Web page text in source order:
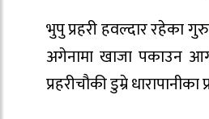
भुपु प्रहरी हवल्दार रहेका
अगेनामा खाजा पकाउन
प्रहरीचौकी डुम्रे